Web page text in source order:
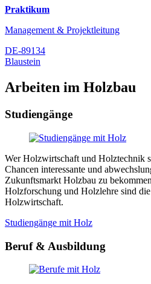
Praktikum
Management & Projektleitung
DE-89134
Blaustein
Arbeiten im Holzbau
Studiengänge
Wer Holzwirtschaft und Holztechnik
Chancen interessante und
Zukunftsmarkt Holzbau zu
Holzforschung und Holzlehre sind
Holzwirtschaft.
Studiengänge mit Holz
Beruf & Ausbildung